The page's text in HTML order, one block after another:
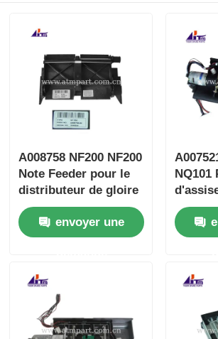
A008758 NF200 NF200
Note Feeder pour le
distributeur de gloire
NMD100
envoyer une
NQ101
Glory